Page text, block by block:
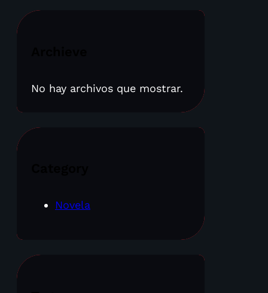
No hay archivos que mostrar.
Novela